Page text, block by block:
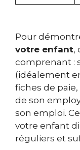
Pour
votre enfant,
comprenant :
(idéalement
fiches de
de son
son emploi.
votre enfant
réguliers et